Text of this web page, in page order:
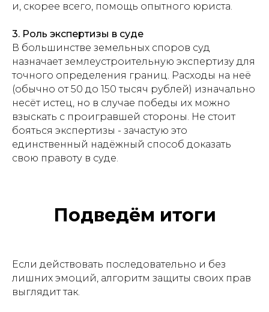
и, скорее всего, помощь опытного юриста.
3. Роль экспертизы в суде
В большинстве земельных споров суд
назначает землеустроительную экспертизу для
точного определения границ. Расходы на неё
(обычно от 50 до 150 тысяч рублей) изначально
несёт истец, но в случае победы их можно
взыскать с проигравшей стороны. Не стоит
бояться экспертизы - зачастую это
единственный надёжный способ доказать
свою правоту в суде.
Подведём итоги
Если действовать последовательно и без
лишних эмоций, алгоритм защиты своих прав
выглядит так.